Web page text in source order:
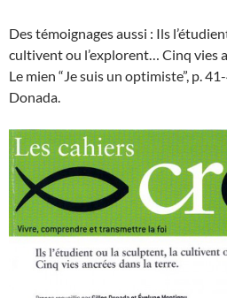
Des témoignages aussi : Ils
cultivent ou l’explorent… Cinq vies
Le mien “Je suis un optimiste”, p.
Donada.